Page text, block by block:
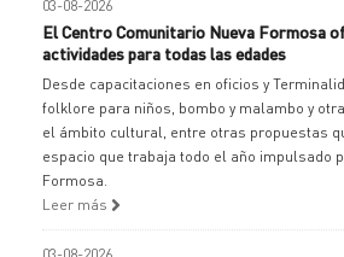
03-08-2026
El Centro Comunitario Nueva Formosa
actividades para todas las edades
Desde capacitaciones en oficios y
folklore para niños, bombo y malambo y
el ámbito cultural, entre otras propuestas
espacio que trabaja todo el año impulsado
Formosa.
Leer más